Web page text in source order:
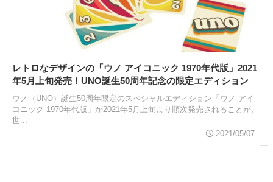
レトロなデザインの「ウノ アイコニック 1970年代版」2021
年5月上旬発売！UNO誕生50周年記念の限定エディション
ウノ（UNO）誕生50周年限定のスペシャルエディション「ウノ アイ
コニック 1970年代版」が2021年5月上旬より順次発売されることが、
世...
2021/05/07